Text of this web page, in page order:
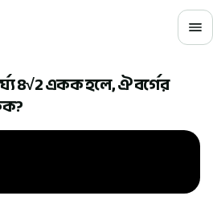
8√2 একক হলে, ঐ বর্গের